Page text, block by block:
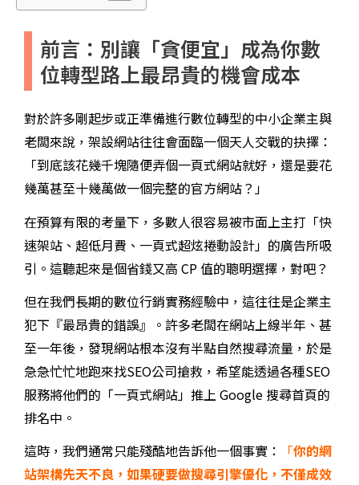
前言：別讓「貪便宜」成為你數
位轉型路上最昂貴的機會成本
對於許多剛起步或正準備進行數位轉型的中小企業主與
老闆來說，架設網站往往會面臨一個天人交戰的抉擇：
「到底該花幾千塊隨便弄個一頁式網站就好，還是要花
幾萬甚至十幾萬做一個完整的官方網站？」
在預算有限的考量下，多數人很容易被市面上主打「快
速架站、超低月費、一頁式超炫捲動設計」的廣告所吸
引。這聽起來是個省錢又高 CP 值的聰明選擇，對吧？
但在我們長期的數位行銷實務經驗中，這往往是企業主
犯下『最昂貴的錯誤』。許多老闆在網站上線半年、甚
至一年後，發現網站根本沒有半點自然搜尋流量，於是
急急忙忙地跑來找SEO公司搶救，希望能透過各種SEO
服務將他們的「一頁式網站」推上 Google 搜尋首頁的
排名中。
這時，我們通常只能殘酷地告訴他一個事實：
「你的網
站架構先天不良，如果硬要做搜尋引擎優化，不僅成效